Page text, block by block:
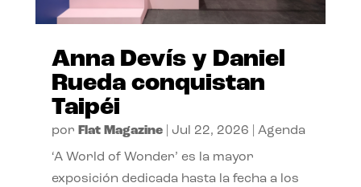
Anna Devís y Daniel
Rueda conquistan
Taipéi
por Flat Magazine| Jul 22, 2026 Agenda
‘A World of Wonder’ es la mayor
exposición dedicada hasta la fecha a los